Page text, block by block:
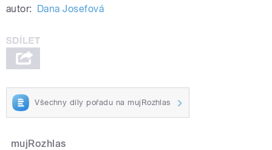
autor: Dana Josefová
Všechny díly pořadu na mujRozhlas
mujRozhlas